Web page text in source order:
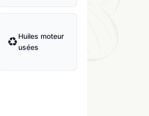
♻Huiles moteur
usées